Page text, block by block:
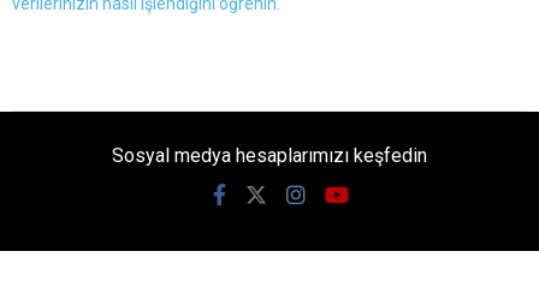
Sosyal medya hesaplarımızı keşfedin